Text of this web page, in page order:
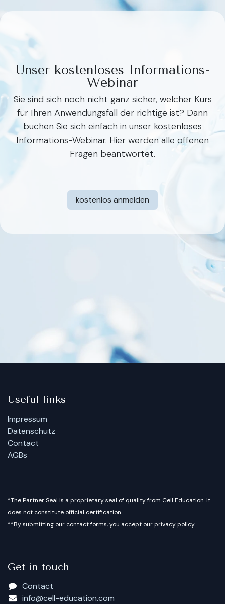
Unser kostenloses Informations-
Webinar
Sie sind sich noch nicht ganz sicher, welcher Kurs
für Ihren Anwendungsfall der richtige ist? Dann
buchen Sie sich einfach in unser kostenloses
Informations-Webinar. Hier werden alle offenen
Fragen beantwortet.
kostenlos anmelden
Useful links
Impressum
Datenschutz
Contact
AGBs
*The Partner Seal is a proprietary seal of quality from Cell Education. It
does not constitute official certification.
**By submitting our contact forms, you accept our privacy policy.
Get in touch
Contact
info@cell-education.com